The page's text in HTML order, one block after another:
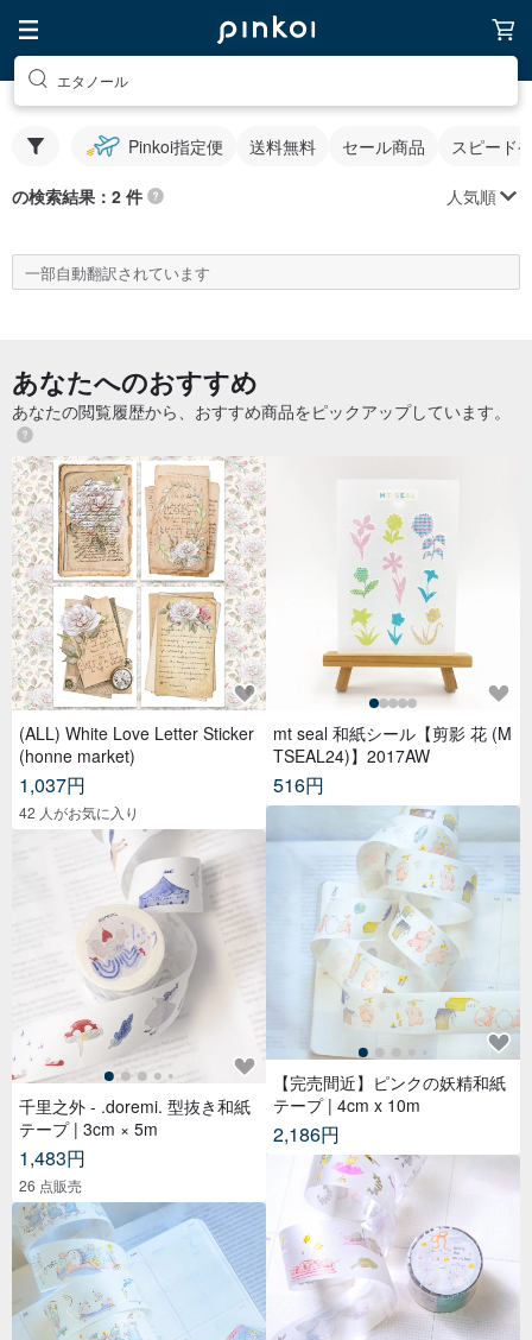
エタノール
Pinkoi指定便 送料無料 セール商品 スピード
の検索結果：2 件 人気順
一部自動翻訳されています
あなたへのおすすめ
あなたの閲覧履歴から、おすすめ商品をピックアップしています。
(ALL) White Love Letter Sticker
(honne market)
1,037円
42 人がお気に入り
千里之外 - .doremi. 型抜き和紙
テープ | 3cm × 5m
1,483円
26 点販売
mt seal 和紙シール【剪影 花 (M
TSEAL24)】2017AW
516円
【完売間近】ピンクの妖精和紙
テープ | 4cm x 10m
2,186円